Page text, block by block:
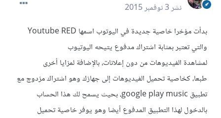
نشر3 نوفمبر 2015
بدأت مؤخرا خاصية جديدة في اليوتوب اسمها Youtube RED
والتي تعتبر بمثابة اشتراك مدفوع يتيحه اليوتيوب
لمشاهدة الفيديوهات من دون إعلانات، بالإضافة لمزايا أخرى
طبعا، كخاصية تحميل الفيديوهات إلى جهازك وهو اشتراك مزدوج مع
تطبيق google play music، بحيث يسمح لك هذا الحساب
بالدخول لهذا التطبيق المدفوع أيضا وهو يوفر خاصية تحميل